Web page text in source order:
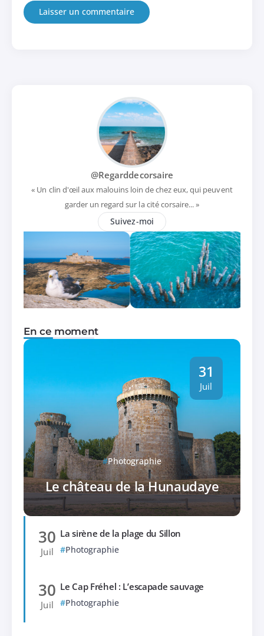
@Regarddecorsaire
« Un clin d'œil aux malouins loin de chez eux, qui peuvent
garder un regard sur la cité corsaire... »
Suivez-moi
En ce moment
Photographie
Le château de la Hunaudaye
31
Juil
30
Juil
La sirène de la plage du Sillon
Photographie
30
Juil
Le Cap Fréhel : L’escapade sauvage
Photographie